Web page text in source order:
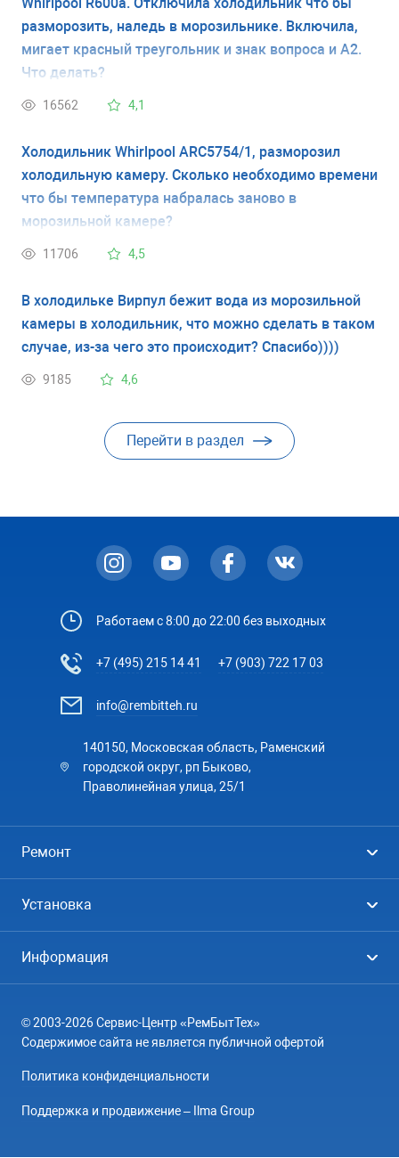
разморозить, наледь в морозильнике. Включила,
мигает красный треугольник и знак вопроса и A2.
Что делать?
16562 4,1
Холодильник Whirlpool ARC5754/1, разморозил
холодильную камеру. Сколько необходимо времени
что бы температура набралась заново в
морозильной камере?
11706 4,5
В холодильке Вирпул бежит вода из морозильной
камеры в холодильник, что можно сделать в таком
случае, из-за чего это происходит? Спасибо))))
9185 4,6
Перейти в раздел
Работаем с 8:00 до 22:00 без выходных
+7 (495) 215 14 41 +7 (903) 722 17 03
info@rembitteh.ru
140150, Московская область, Раменский
городской округ, рп Быково,
Праволинейная улица, 25/1
Ремонт
Посудомоечные машины
Кондиционеры
Варочные панели
Электроплиты
Установка
Кондиционеры
Информация
География
© 2003-2026 Сервис-Центр «РемБытТех»
Содержимое сайта не является публичной офертой
Политика конфиденциальности
Поддержка и продвижение – Ilma Group